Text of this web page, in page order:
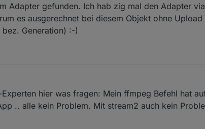
Adapter gefunden. Ich hab zig mal den Adapter
es ausgerechnet bei diesem Objekt ohne
Generation) :-)
hier was fragen: Mein ffmpeg Befehl hat
.. alle kein Problem. Mit stream2 auch kein